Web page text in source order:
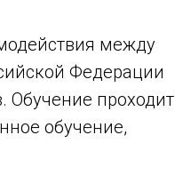
между
Федерации
Обучение проходит
обучение,